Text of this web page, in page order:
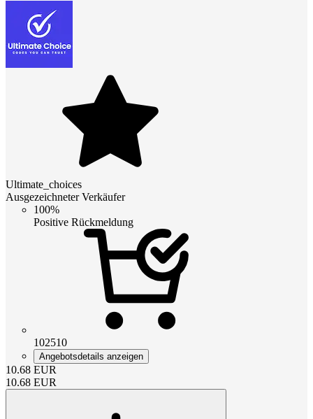
Ultimate_choices
Ausgezeichneter Verkäufer
100%
Positive Rückmeldung
102510
Angebotsdetails anzeigen
10.68 EUR
10.68 EUR